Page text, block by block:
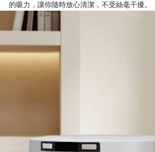
的吸力，讓你隨時放心清潔，不受絲毫干擾。